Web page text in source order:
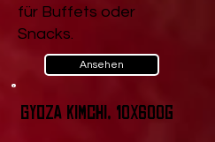
für Buffets oder
Snacks.
Ansehen
Gyoza Kimchi, 10x600g